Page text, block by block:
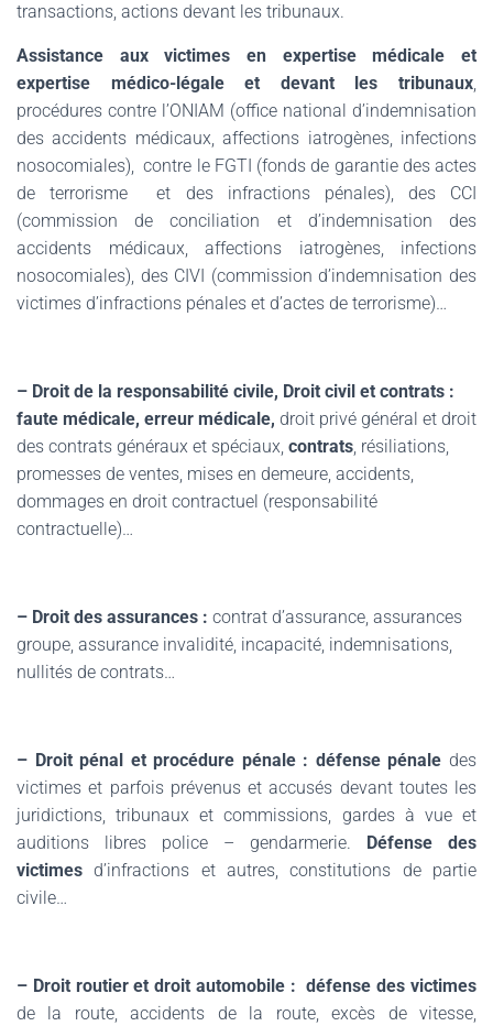
transactions, actions devant les tribunaux.
Assistance aux victimes en expertise médicale et
expertise médico-légale et devant les tribunaux,
procédures contre l’ONIAM (office national d’indemnisation
des accidents médicaux, affections iatrogènes, infections
nosocomiales), contre le FGTI (fonds de garantie des actes
de terrorisme et des infractions pénales), des CCI
(commission de conciliation et d’indemnisation des
accidents médicaux, affections iatrogènes, infections
nosocomiales), des CIVI (commission d’indemnisation des
victimes d’infractions pénales et d’actes de terrorisme)…
– Droit de la responsabilité civile, Droit civil et contrats :
faute médicale, erreur médicale, droit privé général et droit
des contrats généraux et spéciaux, contrats, résiliations,
promesses de ventes, mises en demeure, accidents,
dommages en droit contractuel (responsabilité
contractuelle)…
– Droit des assurances : contrat d’assurance, assurances
groupe, assurance invalidité, incapacité, indemnisations,
nullités de contrats…
– Droit pénal et procédure pénale : défense pénale des
victimes et parfois prévenus et accusés devant toutes les
juridictions, tribunaux et commissions, gardes à vue et
auditions libres police – gendarmerie.
Défense des
victimes d’infractions et autres, constitutions de partie
civile…
– Droit routier et droit automobile : défense des victimes
de la route, accidents de la route, excès de vitesse,